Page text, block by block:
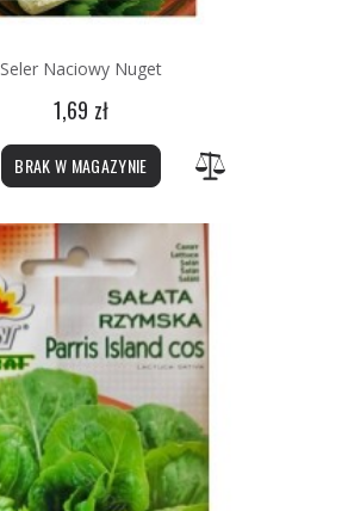
Seler Naciowy Nuget
1,69 zł
BRAK W MAGAZYNIE